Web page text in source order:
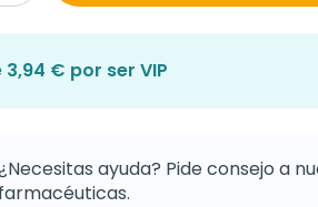
3,94 € por ser VIP
ayuda? Pide consejo a
farmacéuticas.